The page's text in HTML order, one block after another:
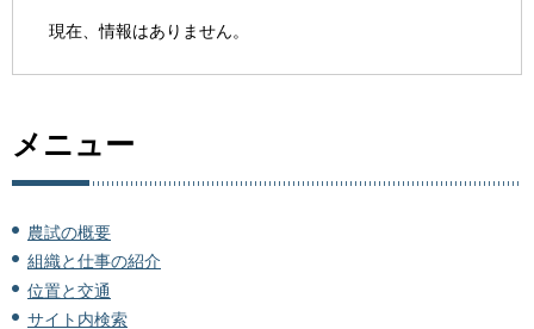
現在、情報はありません。
メニュー
農試の概要
組織と仕事の紹介
位置と交通
サイト内検索